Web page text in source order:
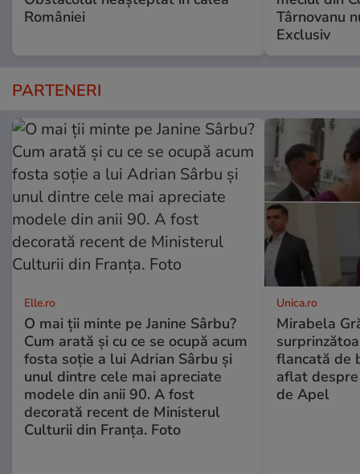
României
Târnovanu
Exclusiv
PARTENERI
Elle.ro
O mai ții minte pe Janine Sârbu?
Cum arată și cu ce se ocupă acum
fosta soție a lui Adrian Sârbu și
unul dintre cele mai apreciate
modele din anii 90. A fost
decorată recent de Ministerul
Culturii din Franța. Foto
Unica.ro
Mirabela
flancată de
aflat
de Apel